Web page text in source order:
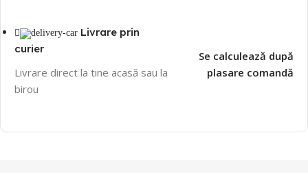
Livrare prin
curier
Livrare direct la tine acasă sau la
birou
Se calculează după
plasare comandă